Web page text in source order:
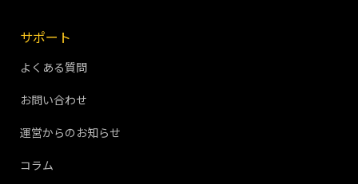
サポート
よくある質問
お問い合わせ
運営からのお知らせ
コラム